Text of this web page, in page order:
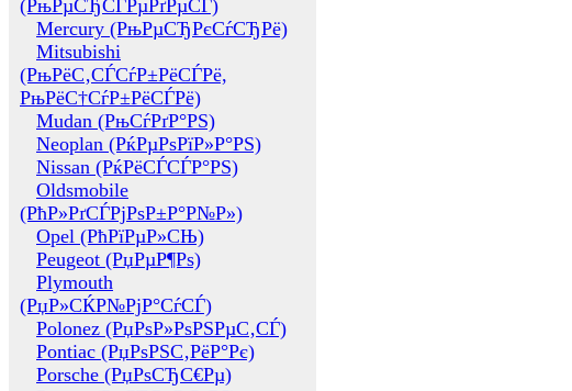
(РњРµСЂСЃРµРґРµСЃ)
Mercury (РњРµСЂРєСѓСЂРё)
Mitsubishi
(РњРёС‚СЃСѓР±РёСЃРё,
РњРёС†СѓР±РёСЃРё)
Mudan (РњСѓРґР°РЅ)
Neoplan (РќРµРѕРїР»Р°РЅ)
Nissan (РќРёСЃСЃР°РЅ)
Oldsmobile
(РћР»РґСЃРјРѕР±Р°Р№Р»)
Opel (РћРїРµР»СЊ)
Peugeot (РџРµР¶Рѕ)
Plymouth
(РџР»СЌР№РјР°СѓСЃ)
Polonez (РџРѕР»РѕРЅРµС‚СЃ)
Pontiac (РџРѕРЅС‚РёР°Рє)
Porsche (РџРѕСЂС€Рµ)